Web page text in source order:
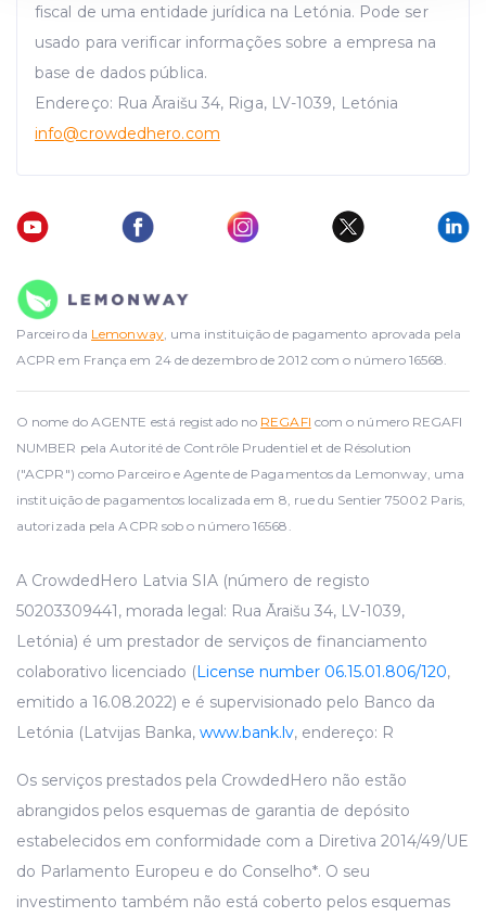
We use cookies to provide website functionality, analyse
traffic data, display customized page content and
advertising. See more in our
fiscal de uma entidade jurídica na Letónia. Pode ser
usado para verificar informações sobre a empresa na
base de dados pública.
Endereço: Rua Āraišu 34, Riga, LV-1039, Letónia
info@crowdedhero.com
Parceiro da Lemonway, uma instituição de pagamento aprovada pela
ACPR em França em 24 de dezembro de 2012 com o número 16568.
O nome do AGENTE está registado no REGAFI com o número REGAFI
NUMBER pela Autorité de Contrôle Prudentiel et de Résolution
("ACPR") como Parceiro e Agente de Pagamentos da Lemonway, uma
instituição de pagamentos localizada em 8, rue du Sentier 75002 Paris,
autorizada pela ACPR sob o número 16568.
A CrowdedHero Latvia SIA (número de registo
50203309441, morada legal: Rua Āraišu 34, LV-1039,
Letónia) é um prestador de serviços de financiamento
colaborativo licenciado (License number 06.15.01.806/120,
emitido a 16.08.2022) e é supervisionado pelo Banco da
Letónia (Latvijas Banka, www.bank.lv, endereço: R
Os serviços prestados pela CrowdedHero não estão
abrangidos pelos esquemas de garantia de depósito
estabelecidos em conformidade com a Diretiva 2014/49/UE
do Parlamento Europeu e do Conselho*. O seu
investimento também não está coberto pelos esquemas